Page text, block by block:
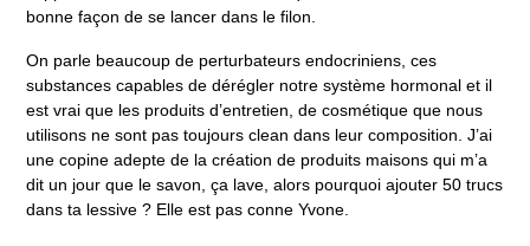
bonne façon de se lancer dans le filon.
On parle beaucoup de perturbateurs endocriniens, ces
substances capables de dérégler notre système hormonal et il
est vrai que les produits d’entretien, de cosmétique que nous
utilisons ne sont pas toujours clean dans leur composition. J’ai
une copine adepte de la création de produits maisons qui m’a
dit un jour que le savon, ça lave, alors pourquoi ajouter 50 trucs
dans ta lessive ? Elle est pas conne Yvone.